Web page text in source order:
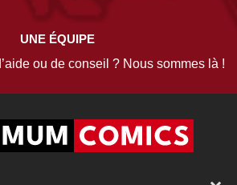
UNE ÉQUIPE
ou de conseil ? Nous sommes là !